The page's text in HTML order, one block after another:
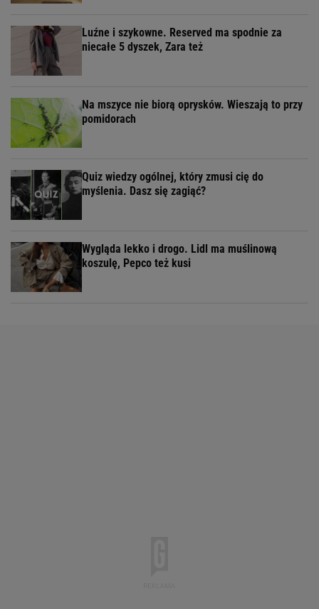
Luźne i szykowne. Reserved ma spodnie za
niecałe 5 dyszek, Zara też
Na mszyce nie biorą oprysków. Wieszają to przy
pomidorach
Quiz wiedzy ogólnej, który zmusi cię do
myślenia. Dasz się zagiąć?
Wygląda lekko i drogo. Lidl ma muślinową
koszulę, Pepco też kusi